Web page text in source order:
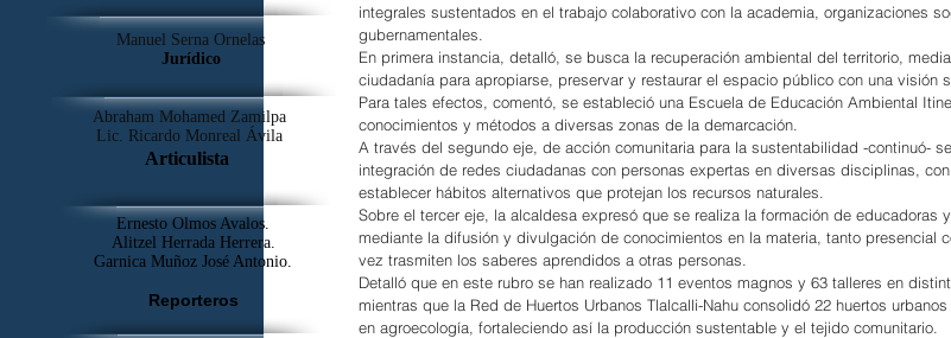
integrales sustentados en el trabajo colaborativo con la academia, organizaciones
gubernamentales.
En primera instancia, detalló, se busca la recuperación ambiental del territorio,
ciudadanía para apropiarse, preservar y restaurar el espacio público con una visión
Para tales efectos, comentó, se estableció una Escuela de Educación Ambiental
conocimientos y métodos a diversas zonas de la demarcación.
A través del segundo eje, de acción comunitaria para la sustentabilidad -continuó-
integración de redes ciudadanas con personas expertas en diversas disciplinas,
establecer hábitos alternativos que protejan los recursos naturales.
Sobre el tercer eje, la alcaldesa expresó que se realiza la formación de educadoras
mediante la difusión y divulgación de conocimientos en la materia, tanto presencial
vez trasmiten los saberes aprendidos a otras personas.
Detalló que en este rubro se han realizado 11 eventos magnos y 63 talleres en
mientras que la Red de Huertos Urbanos Tlalcalli-Nahu consolidó 22 huertos
en agroecología, fortaleciendo así la producción sustentable y el tejido comunitario.
Manuel Serna Ornelas
Jurídico
Abraham Mohamed Zamilpa
Lic. Ricardo Monreal Ávila
Articulista
Ernesto Olmos Avalos.
Alitzel Herrada Herrera.
Garnica Muñoz José Antonio.
Reporteros